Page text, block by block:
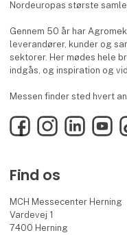
Nordeuropas største
Gennem 50 år har
leverandører, kunder og
sektorer. Her mødes hele
indgås, og inspiration og
Messen finder sted hvert
FacebookInstagramLinkedInYouTube
Find os
MCH Messecenter Herning
Vardevej 1
7400 Herning